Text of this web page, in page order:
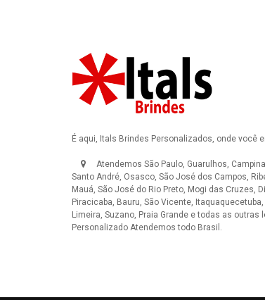
É aqui, Itals Brindes Personalizados, onde você
Atendemos São Paulo, Guarulhos,
Santo André, Osasco, São José dos Campos,
Mauá, São José do Rio Preto, Mogi das Cruzes,
Piracicaba, Bauru, São Vicente,
Limeira, Suzano, Praia Grande e todas as outras
Personalizado Atendemos todo Brasil.